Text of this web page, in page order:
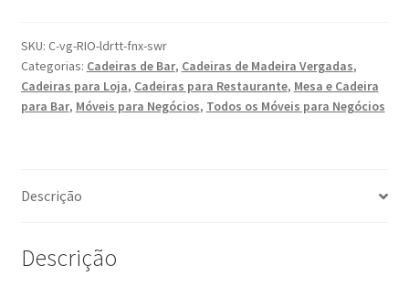
SKU: C-vg-RIO-ldrtt-fnx-swr
Categorias: Cadeiras de Bar, Cadeiras de Madeira Vergadas,
Cadeiras para Loja, Cadeiras para Restaurante, Mesa e Cadeira
para Bar, Móveis para Negócios, Todos os Móveis para Negócios
Descrição
Descrição